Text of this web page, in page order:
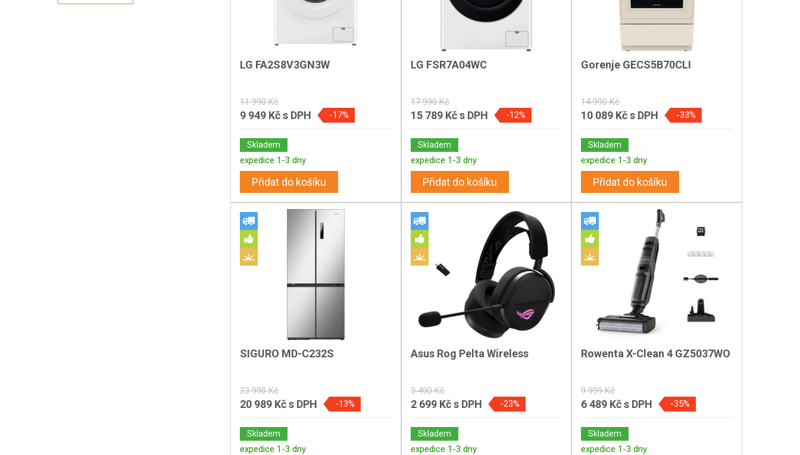
LG FA2S8V3GN3W
11 990 Kč
9 949 Kčs DPH -17%
Skladem
expedice 1-3 dny
Přidat do košíku
LG FSR7A04WC
17 990 Kč
15 789 Kčs DPH -12%
Skladem
expedice 1-3 dny
Přidat do košíku
Gorenje GECS5B70CLI
14 990 Kč
10 089 Kčs DPH -33%
Skladem
expedice 1-3 dny
Přidat do košíku
SIGURO MD-C232S
23 990 Kč
20 989 Kčs DPH -13%
Skladem
expedice 1-3 dny
Asus Rog Pelta Wireless
3 490 Kč
2 699 Kčs DPH -23%
Skladem
expedice 1-3 dny
Rowenta X-Clean 4 GZ5037WO
9 999 Kč
6 489 Kčs DPH -35%
Skladem
expedice 1-3 dny